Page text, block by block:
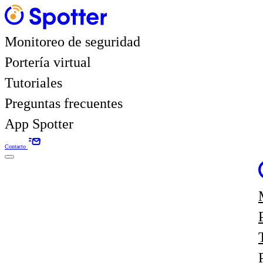
Monitoreo de seguridad
Portería virtual
Tutoriales
Preguntas frecuentes
App Spotter
Contacto